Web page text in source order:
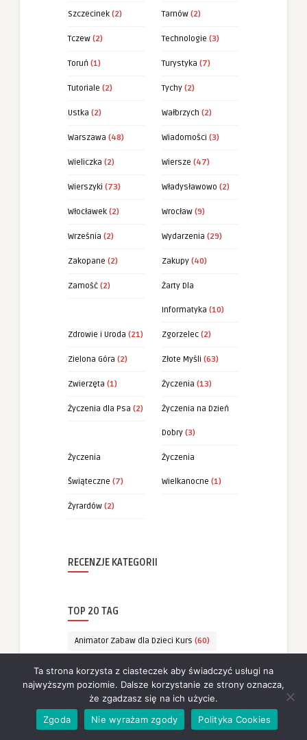
Szczecinek (2) Tarnów (2)
Tczew (2) Technologie (3)
Toruń (1) Turystyka (7)
Tutoriale (2) Tychy (2)
Ustka (2) Wałbrzych (2)
Warszawa (48) Wiadomości (3)
Wieliczka (2) Wiersze (47)
Wierszyki (73) Władysławowo (2)
Włocławek (2) Wrocław (9)
Września (2) Wydarzenia (29)
Zakopane (2) Zakupy (40)
Zamość (2) Żarty Dla
Informatyka (10)
Zdrowie i Uroda (21) Zgorzelec (2)
Zielona Góra (2) Złote Myśli (63)
Zwierzęta (1) Życzenia (13)
Życzenia dla Psa (2) Życzenia na Dzień
Dobry (3)
Życzenia
Świąteczne (7)
Życzenia
Wielkanocne (1)
Żyrardów (2)
RECENZJE KATEGORII
TOP 20 TAG
Animator Zabaw dla Dzieci Kurs (60)
Krótkie Złote Myśli(63)
Kurs Animatora
Kurs Animatora Zabaw(51)
Ta strona korzysta z ciasteczek aby świadczyć usługi na
najwyższym poziomie. Dalsze korzystanie ze strony oznacza,
że zgadzasz się na ich użycie.
Zgoda
Nie wyrażam zgody Polityka Cookies